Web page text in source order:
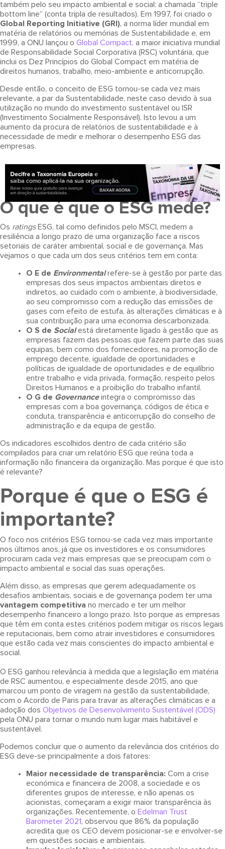
também pelo seu impacto ambiental e social: a chamada “triple
bottom line” (conta tripla de resultados). Em 1997, foi criado o
Global Reporting Initiative (GRI), a norma líder mundial em
matéria de relatórios ou memórias de Sustentabilidade e, em
1999, a ONU lançou o Global Compact, a maior iniciativa mundial
de Responsabilidade Social Corporativa (RSC) voluntária, que
inclui os Dez Princípios do Global Compact em matéria de
direitos humanos, trabalho, meio-ambiente e anticorrupção.
Desde então, o conceito de ESG tornou-se cada vez mais
relevante, a par da Sustentabilidade, neste caso devido à sua
utilização no mundo do investimento sustentável ou ISR
(Investimento Socialmente Responsável). Isto levou a um
aumento da procura de relatórios de sustentabilidade e à
necessidade de medir e melhorar o desempenho ESG das
empresas.
O que é que o ESG mede?
Os ratingsESG, tal como definidos pelo MSCI, medem a
resiliência a longo prazo de uma organização face a riscos
setoriais de caráter ambiental, social e de governança. Mas
vejamos o que cada um dos seus critérios tem em conta:
O E de Environmentalrefere-se à gestão por parte das
empresas dos seus impactos ambientais diretos e
indiretos, ao cuidado com o ambiente, à biodiversidade,
ao seu compromisso com a redução das emissões de
gases com efeito de estufa, às alterações climáticas e à
sua contribuição para uma economia descarbonizada.
O S de Socialestá diretamente ligado à gestão que as
empresas fazem das pessoas que fazem parte das suas
equipas, bem como dos fornecedores, na promoção de
emprego decente, igualdade de oportunidades e
políticas de igualdade de oportunidades e de equilíbrio
entre trabalho e vida privada, formação, respeito pelos
Direitos Humanos e a proibição do trabalho infantil.
O G de Governanceintegra o compromisso das
empresas com a boa governança, códigos de ética e
conduta, transparência e anticorrupção do conselho de
administração e da equipa de gestão.
Os indicadores escolhidos dentro de cada critério são
compilados para criar um relatório ESG que reúna toda a
informação não financeira da organização. Mas porque é que isto
é relevante?
Porque é que o ESG é
importante?
O foco nos critérios ESG tornou-se cada vez mais importante
nos últimos anos, já que os investidores e os consumidores
procuram cada vez mais empresas que se preocupam com o
impacto ambiental e social das suas operações.
Além disso, as empresas que gerem adequadamente os
desafios ambientais, sociais e de governança podem ter uma
vantagem competitiva no mercado e ter um melhor
desempenho financeiro a longo prazo. Isto porque as empresas
que têm em conta estes critérios podem mitigar os riscos legais
e reputacionais, bem como atrair investidores e consumidores
que estão cada vez mais conscientes do impacto ambiental e
social.
O ESG ganhou relevância à medida que a legislação em matéria
de RSC aumentou, e especialmente desde 2015, ano que
marcou um ponto de viragem na gestão da sustentabilidade,
com o Acordo de Paris para travar as alterações climáticas e a
adoção dos Objetivos de Desenvolvimento Sustentável (ODS)
pela ONU para tornar o mundo num lugar mais habitável e
sustentável.
Podemos concluir que o aumento da relevância dos critérios do
ESG deve-se principalmente a dois fatores:
Maior necessidade de transparência: Com a crise
económica e financeira de 2008, a sociedade e os
diferentes grupos de interesse, e não apenas os
acionistas, começaram a exigir maior transparência às
organizações. Recentemente, o Edelman Trust
Barometer 2021, observou que 86% da população
acredita que os CEO devem posicionar-se e envolver-se
em questões sociais e ambientais.